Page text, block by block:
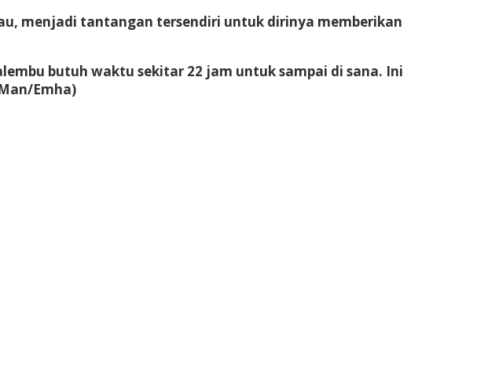
menjadi tantangan tersendiri untuk dirinya memberikan
butuh waktu sekitar 22 jam untuk sampai di sana. Ini
Emha)